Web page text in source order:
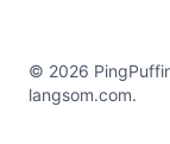
© 2026
langsom.com.